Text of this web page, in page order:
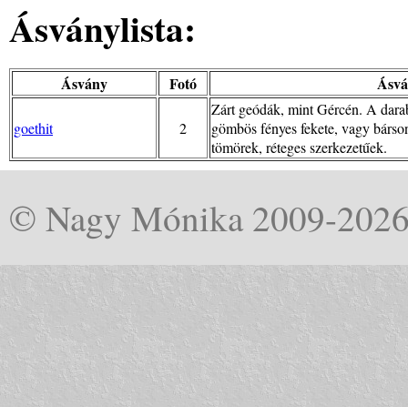
Ásványlista:
Ásvány Fotó
goethit 2
Zárt geódák, mint Gércén. A
gömbös fényes fekete, vagy
tömörek, réteges szerkezetűek.
© Nagy Mónika 2009-